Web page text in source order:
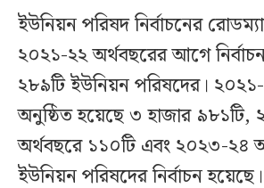
ইউনিয়ন পরিষদ নির্বাচনের
২০২১-২২ অর্থবছরের আগে
২৮৯টি ইউনিয়ন পরিষদের।
অনুষ্ঠিত হয়েছে ৩ হাজার
অর্থবছরে ১১০টি এবং ২০২৩-২৪
ইউনিয়ন পরিষদের নির্বাচন